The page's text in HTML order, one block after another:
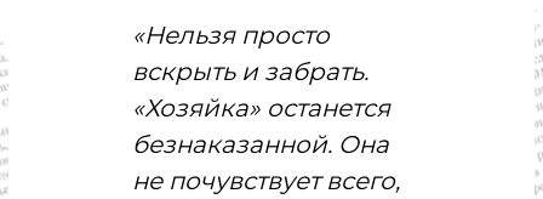
«Нельзя просто
вскрыть и забрать.
«Хозяйка» останется
безнаказанной. Она
не почувствует всего,